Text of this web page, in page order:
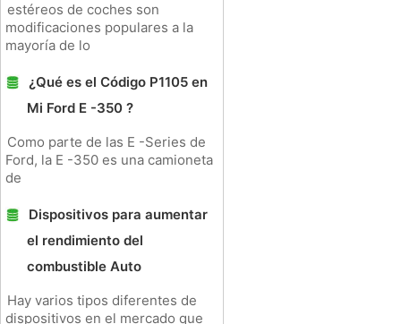
estéreos de coches son
modificaciones populares a la
mayoría de lo
¿Qué es el Código P1105 en
Mi Ford E -350 ?
Como parte de las E -Series de
Ford, la E -350 es una camioneta
de
Dispositivos para aumentar
el rendimiento del
combustible Auto
Hay varios tipos diferentes de
dispositivos en el mercado que